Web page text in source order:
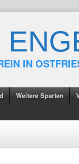
IN
Weitere Sparten